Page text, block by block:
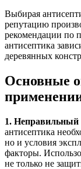
Выбирая
репутацию
рекомендации по
антисептика
деревянных
Основные
1. Неправильный
антисептика
но и условия
факторы.
не только не